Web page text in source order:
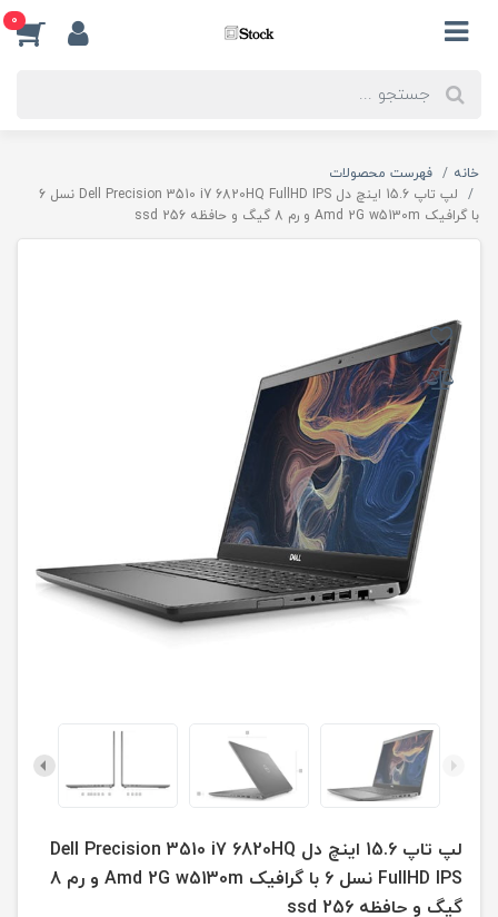
0
خانه
فهرست محصولات
لپ تاپ 15.6 اینچ دل Dell Precision 3510 i7 6820HQ FullHD IPS نسل 6
با گرافیک Amd 2G w5130m و رم 8 گیگ و حافظه ssd 256
لپ تاپ 15.6 اینچ دل Dell Precision 3510 i7 6820HQ
FullHD IPS نسل 6 با گرافیک Amd 2G w5130m و رم 8
گیگ و حافظه ssd 256